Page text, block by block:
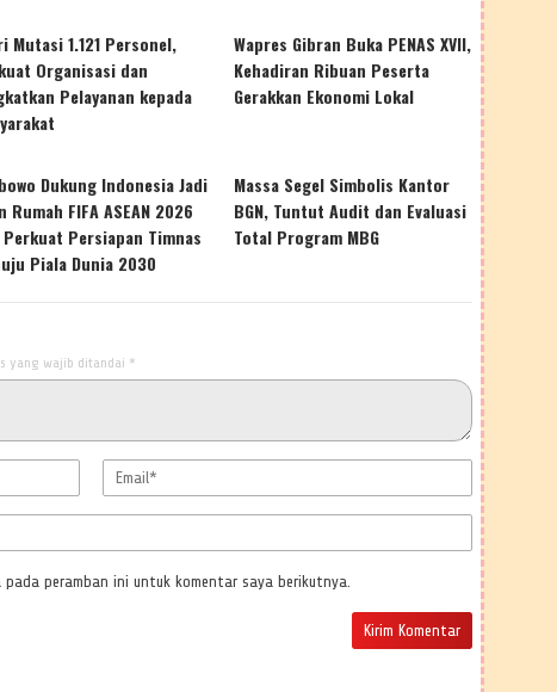
Mutasi 1.121 Personel,
Organisasi dan
Pelayanan kepada
Wapres Gibran Buka PENAS XVII,
Kehadiran Ribuan Peserta
Gerakkan Ekonomi Lokal
Dukung Indonesia Jadi
Rumah FIFA ASEAN 2026
Perkuat Persiapan Timnas
Piala Dunia 2030
Massa Segel Simbolis Kantor
BGN, Tuntut Audit dan Evaluasi
Total Program MBG
yang wajib ditandai *
peramban ini untuk komentar saya berikutnya.